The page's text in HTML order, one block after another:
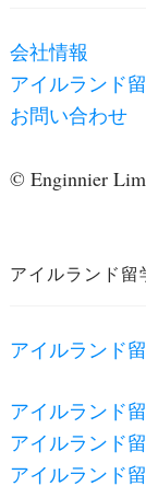
会社情報
アイルランド
お問い合わせ
© Enginnier
アイルランド留
アイルランド
アイルランド
アイルランド
アイルランド